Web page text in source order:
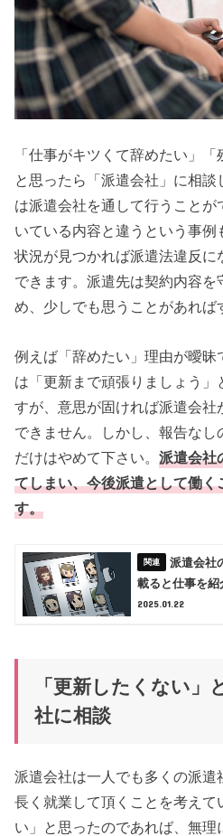
「仕事がキツくて辞めたい」「
と思ったら「派遣会社」に相
は派遣会社を通して行うことが
いている内容と違うという事例
状況が見つかれば派遣法違反
できます。派遣先は契約内容を
め、少しでも思うことがあれば
例えば「辞めたい」理由が曖昧
は「更新まで頑張りましょう」
すが、意思が固ければ派遣会社
できません。しかし、報告なし
だけはやめて下さい。派遣会社
てしまい、今後派遣として働く
す。
派遣会社
載ると仕事を紹
2025.01.22
「更新したくない」
社に相談
派遣会社は一人でも多くの派
長く就業して頂くことを考えて
い」と思ったのであれば、無理